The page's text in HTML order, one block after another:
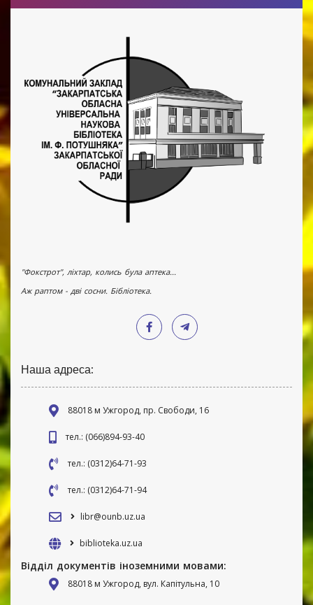
"Фокстрот", ліхтар, колись була аптека...
Аж раптом - дві сосни. Бібліотека.
Наша адреса:
88018 м Ужгород, пр. Свободи, 16
тел.: (066)894-93-40
тел.: (0312)64-71-93
тел.: (0312)64-71-94
libr@ounb.uz.ua
biblioteka.uz.ua
Відділ документів іноземними мовами:
88018 м Ужгород, вул. Капітульна, 10